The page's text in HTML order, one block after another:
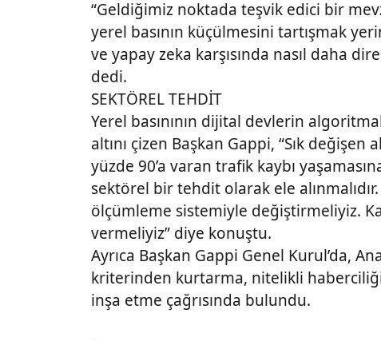
“Geldiğimiz noktada teşvik edici bir
yerel basının küçülmesini tartışmak
ve yapay zeka karşısında nasıl daha
dedi.
SEKTÖREL TEHDİT
Yerel basınının dijital devlerin
altını çizen Başkan Gappi, “Sık
yüzde 90’a varan trafik kaybı
sektörel bir tehdit olarak ele
ölçümleme sistemiyle değiştirmeliyiz.
vermeliyiz” diye konuştu.
Ayrıca Başkan Gappi Genel Kurul’da,
kriterinden kurtarma, nitelikli
inşa etme çağrısında bulundu.